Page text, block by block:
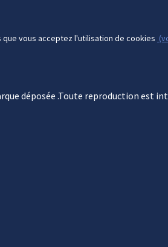
vous acceptez l'utilisation de cookies
déposée .Toute reproduction est